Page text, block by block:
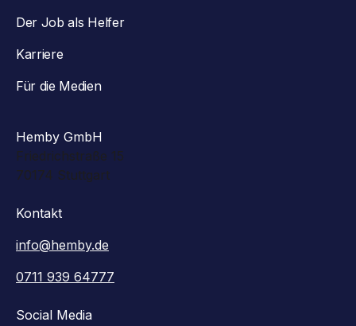
Der Job als Helfer
Karriere
Für die Medien
Hemby GmbH
Friedrichstraße 15
70174 Stuttgart
Kontakt
info@hemby.de
0711 939 64777
Social Media